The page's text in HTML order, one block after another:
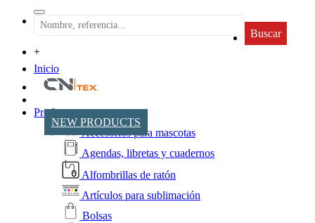
Buscar
+
Inicio
NEW PRODUCTS
Productos
Accesorios para mascotas
Agendas, libretas y cuadernos
Alfombrillas de ratón
Artículos para sublimación
Bolsas